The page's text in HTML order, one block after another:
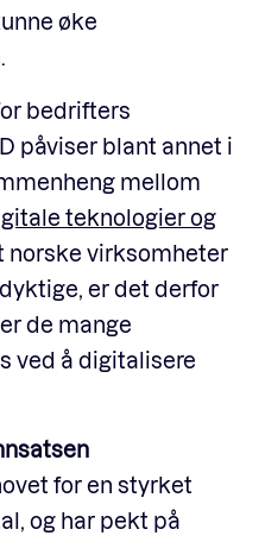
øke
bedrifters
påviser blant annet i
mellom
teknologier og
norske virksomheter
er det derfor
de mange
ved å digitalisere
for en styrket
og har pekt på